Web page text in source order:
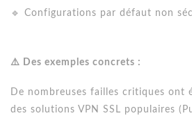
🔹 Configurations par défaut non
⚠️ Des exemples concrets :
De nombreuses failles critiques ont
des solutions VPN SSL populaires